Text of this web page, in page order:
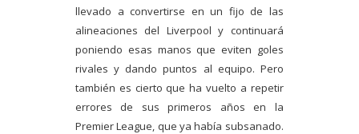
llevado a convertirse en un fijo de las
alineaciones del Liverpool y continuará
poniendo esas manos que eviten goles
rivales y dando puntos al equipo. Pero
también es cierto que ha vuelto a repetir
errores de sus primeros años en la
Premier League, que ya había subsanado.